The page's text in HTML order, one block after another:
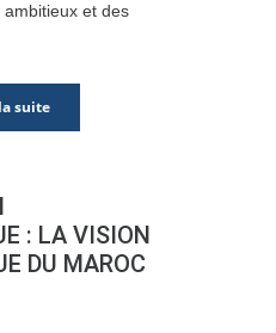
et des
suite
: LA VISION
DU MAROC